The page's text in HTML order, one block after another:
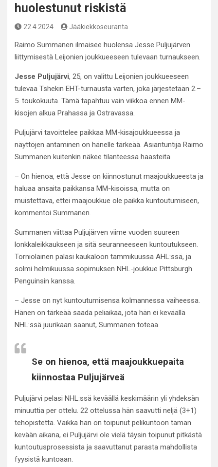
huolestunut riskistä
22.4.2024 Jääkiekkoseuranta
Raimo Summanen ilmaisee huolensa Jesse Puljujärven
liittymisestä Leijonien joukkueeseen tulevaan turnaukseen.
Jesse Puljujärvi, 25, on valittu Leijonien joukkueeseen
tulevaa Tshekin EHT-turnausta varten, joka järjestetään 2.–
5. toukokuuta. Tämä tapahtuu vain viikkoa ennen MM-
kisojen alkua Prahassa ja Ostravassa.
Puljujärvi tavoittelee paikkaa MM-kisajoukkueessa ja
näyttöjen antaminen on hänelle tärkeää. Asiantuntija Raimo
Summanen kuitenkin näkee tilanteessa haasteita.
– On hienoa, että Jesse on kiinnostunut maajoukkueesta ja
haluaa ansaita paikkansa MM-kisoissa, mutta on
muistettava, ettei maajoukkue ole paikka kuntoutumiseen,
kommentoi Summanen.
Summanen viittaa Puljujärven viime vuoden suureen
lonkkaleikkaukseen ja sitä seuranneeseen kuntoutukseen.
Torniolainen palasi kaukaloon tammikuussa AHL:ssä, ja
solmi helmikuussa sopimuksen NHL-joukkue Pittsburgh
Penguinsin kanssa.
– Jesse on nyt kuntoutumisensa kolmannessa vaiheessa.
Hänen on tärkeää saada peliaikaa, jota hän ei keväällä
NHL:ssä juurikaan saanut, Summanen toteaa.
Se on hienoa, että maajoukkuepaita
kiinnostaa Puljujärveä
Puljujärvi pelasi NHL:ssä keväällä keskimäärin yli yhdeksän
minuuttia per ottelu. 22 ottelussa hän saavutti neljä (3+1)
tehopistettä. Vaikka hän on toipunut pelikuntoon tämän
kevään aikana, ei Puljujärvi ole vielä täysin toipunut pitkästä
kuntoutusprosessista ja saavuttanut parasta mahdollista
fyysistä kuntoaan.